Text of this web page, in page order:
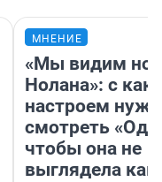
МНЕНИЕ
«Мы видим
Нолана»: с
настроем
смотреть
чтобы она не
выглядела как